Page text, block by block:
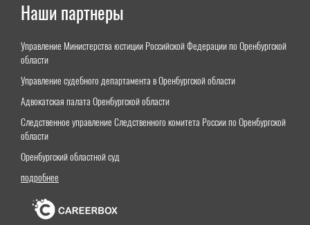
Наши партнеры
Управление Министерства юстиции Российской Федерации по Оренбургской
области
Управление судебного департамента в Оренбургской области
Адвокатская палата Оренбургской области
Следственное управление Следственного комитета России по Оренбургской
области
Оренбургский областной суд
подробнее